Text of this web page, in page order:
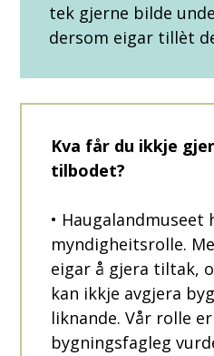
tek gjerne bilde
dersom eigar tillèt
Kva får du ikkje
tilbodet?
• Haugalandmuseet
myndigheitsrolle.
eigar å gjera tiltak,
kan ikkje avgjera
liknande. Vår rolle
bygningsfagleg